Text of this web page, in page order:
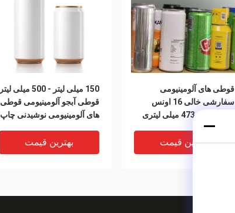
150 میلی لیتر - 500 میلی لیتر
قوطی آبجو آلومینیومی قوطی
های آلومینیومی نوشیدنی چاپ
بهترین قیمت
قوطی های آلومینیومی
سفارشی خالی 16 اونس
قوطی آبجو 473 میلی لیتری
بهترین قیمت